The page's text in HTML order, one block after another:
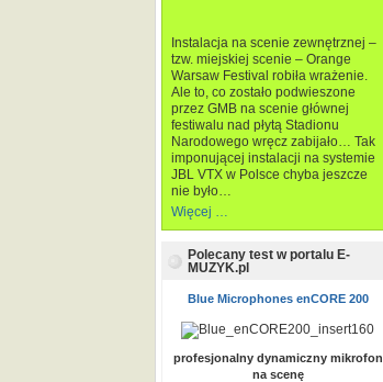
Instalacja na scenie zewnętrznej –
tzw. miejskiej scenie – Orange
Warsaw Festival robiła wrażenie.
Ale to, co zostało podwieszone
przez GMB na scenie głównej
festiwalu nad płytą Stadionu
Narodowego wręcz zabijało… Tak
imponującej instalacji na systemie
JBL VTX w Polsce chyba jeszcze
nie było…
Więcej …
Polecany test w portalu E-
MUZYK.pl
Blue Microphones enCORE 200
profesjonalny dynamiczny mikrofon
na scenę